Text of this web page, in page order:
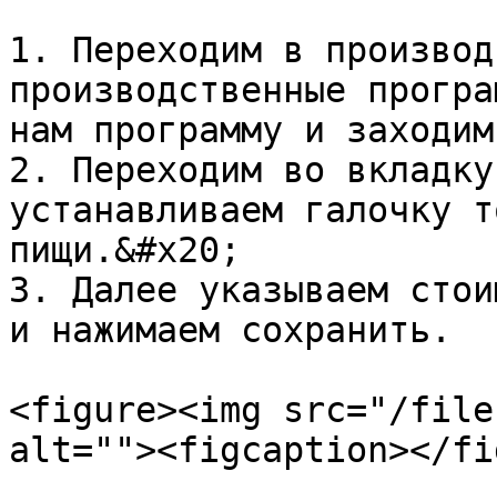
1. Переходим в
производственные
нам программу и
2. Переходим во
устанавливаем галочку
пищи.&#x20;
3. Далее указываем
и нажимаем сохранить.
<figure><img src="/
alt=""><figcaption></